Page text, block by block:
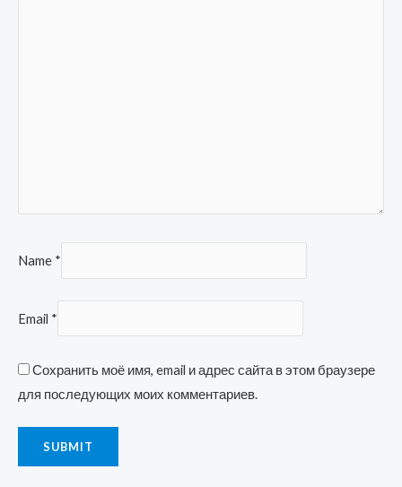
Name *
Email *
Сохранить моё имя, email и адрес сайта в этом браузере
для последующих моих комментариев.